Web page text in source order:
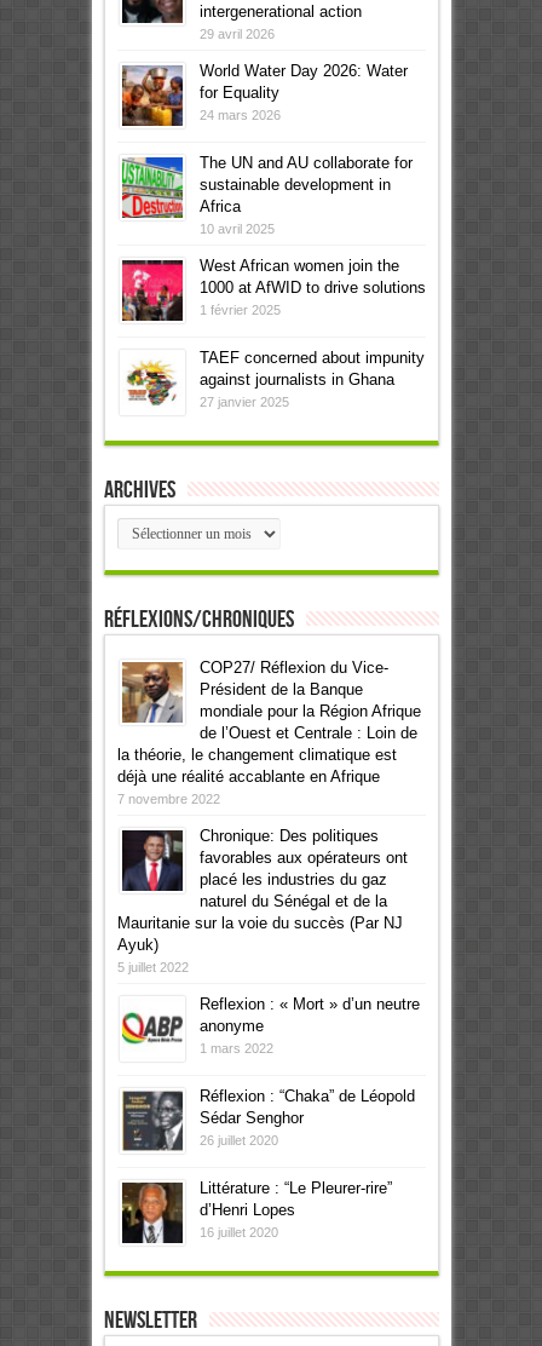
intergenerational action
29 avril 2026
World Water Day 2026: Water
for Equality
24 mars 2026
The UN and AU collaborate for
sustainable development in
Africa
10 avril 2025
West African women join the
1000 at AfWID to drive solutions
1 février 2025
TAEF concerned about impunity
against journalists in Ghana
27 janvier 2025
Archives
Archives
Réflexions/Chroniques
COP27/ Réflexion du Vice-
Président de la Banque
mondiale pour la Région Afrique
de l’Ouest et Centrale : Loin de
la théorie, le changement climatique est
déjà une réalité accablante en Afrique
7 novembre 2022
Chronique: Des politiques
favorables aux opérateurs ont
placé les industries du gaz
naturel du Sénégal et de la
Mauritanie sur la voie du succès (Par NJ
Ayuk)
5 juillet 2022
Reflexion : « Mort » d’un neutre
anonyme
1 mars 2022
Réflexion : “Chaka” de Léopold
Sédar Senghor
26 juillet 2020
Littérature : “Le Pleurer-rire”
d’Henri Lopes
16 juillet 2020
Newsletter